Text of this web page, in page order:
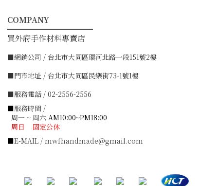
COMPANY
━━━━━━━━━━━
買外府手作材料專賣店
■網銷公司 / 台北市大同區環河北路一段151號2樓
■門市地址 / 台北市大同區民樂街73-1號1樓
■服務電話 / 02-2556-2556
■服務時間 /
周一 ~ 周六 AM10:00~PM18:00
周日 固定公休
■E-MAIL / mwfhandmade@gmail.com